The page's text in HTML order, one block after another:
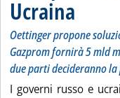
Ucraina
Oettinger propone
Gazprom fornirà 5 mld
due parti decideranno la
I governi russo e